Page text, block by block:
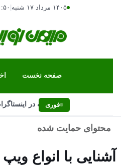
۱۴۰۵ مرداد ۱۷ شنبه
صفحه نخست
فوری
تجارت سوگ عاشقانه در اینستاگرام
محتوای حمایت شده
آشنایی با انواع